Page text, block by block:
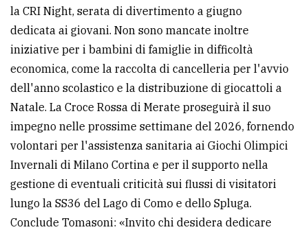
la CRI Night, serata di divertimento a giugno
dedicata ai giovani. Non sono mancate inoltre
iniziative per i bambini di famiglie in difficoltà
economica, come la raccolta di cancelleria per l'avvio
dell'anno scolastico e la distribuzione di giocattoli a
Natale. La Croce Rossa di Merate proseguirà il suo
impegno nelle prossime settimane del 2026, fornendo
volontari per l'assistenza sanitaria ai Giochi Olimpici
Invernali di Milano Cortina e per il supporto nella
gestione di eventuali criticità sui flussi di visitatori
lungo la SS36 del Lago di Como e dello Spluga.
Conclude Tomasoni: «Invito chi desidera dedicare